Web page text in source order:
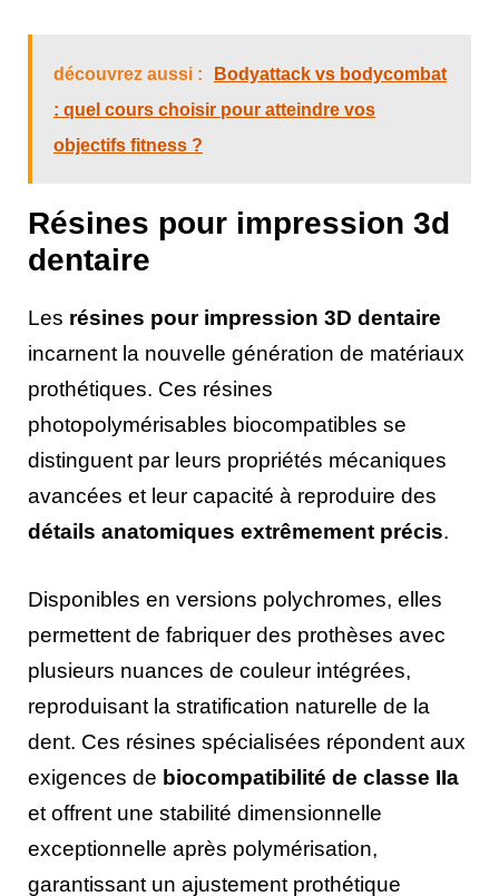
découvrez aussi :
Bodyattack vs bodycombat
: quel cours choisir pour atteindre vos
objectifs fitness ?
Résines pour impression 3d
dentaire
Les résines pour impression 3D dentaire
incarnent la nouvelle génération de matériaux
prothétiques. Ces résines
photopolymérisables biocompatibles se
distinguent par leurs propriétés mécaniques
avancées et leur capacité à reproduire des
détails anatomiques extrêmement précis.
Disponibles en versions polychromes, elles
permettent de fabriquer des prothèses avec
plusieurs nuances de couleur intégrées,
reproduisant la stratification naturelle de la
dent. Ces résines spécialisées répondent aux
exigences de biocompatibilité de classe IIa
et offrent une stabilité dimensionnelle
exceptionnelle après polymérisation,
garantissant un ajustement prothétique